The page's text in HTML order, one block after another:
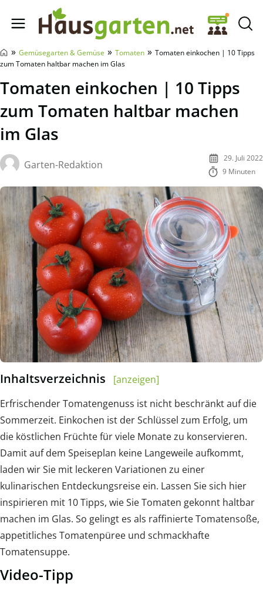
Hausgarten.net
» Gemüsegarten & Gemüse » Tomaten » Tomaten einkochen | 10 Tipps
zum Tomaten haltbar machen im Glas
Tomaten einkochen | 10 Tipps
zum Tomaten haltbar machen
im Glas
Garten-Redaktion
29. Juli 2022
9 Minuten
Inhaltsverzeichnis
[anzeigen]
Erfrischender Tomatengenuss ist nicht beschränkt auf die
Sommerzeit. Einkochen ist der Schlüssel zum Erfolg, um
die köstlichen Früchte für viele Monate zu konservieren.
Damit auf dem Speiseplan keine Langeweile aufkommt,
laden wir Sie mit leckeren Variationen zu einer
kulinarischen Entdeckungsreise ein. Lassen Sie sich hier
inspirieren mit 10 Tipps, wie Sie Tomaten gekonnt haltbar
machen im Glas. So gelingt es als raffinierte Tomatensoße,
appetitliches Tomatenpüree und schmackhafte
Tomatensuppe.
Video-Tipp